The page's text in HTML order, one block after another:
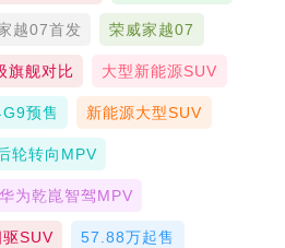
越07首发 荣威家越07
旗舰对比 大型新能源SUV
预售 新能源大型SUV
轮转向MPV
华为乾崑智驾MPV
SUV 57.88万起售